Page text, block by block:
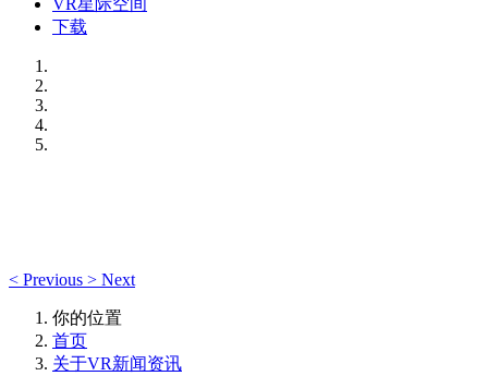
VR星际空间
下载
< Previous > Next
你的位置
首页
关于VR新闻资讯